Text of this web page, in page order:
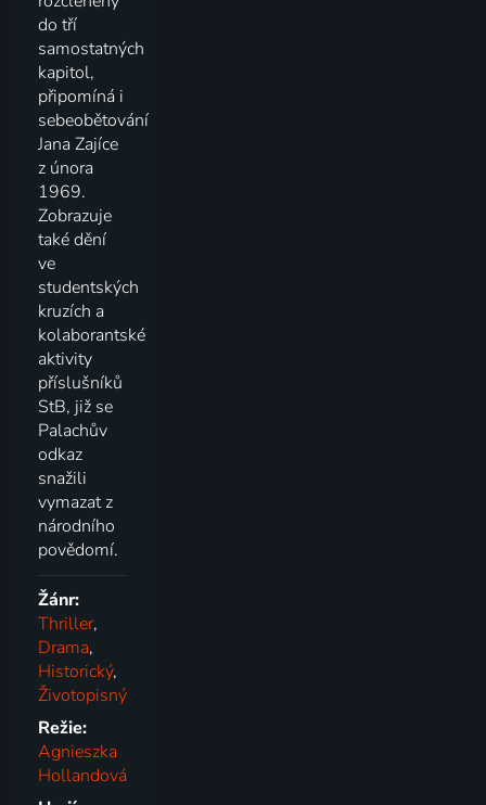
do tří
samostatných
kapitol,
připomíná i
sebeobětování
Jana Zajíce
z února
1969.
Zobrazuje
také dění
ve
studentských
kruzích a
kolaborantské
aktivity
příslušníků
StB, již se
Palachův
odkaz
snažili
vymazat z
národního
povědomí.
Žánr:
Thriller,
Drama,
Historický,
Životopisný
Režie:
Agnieszka
Hollandová